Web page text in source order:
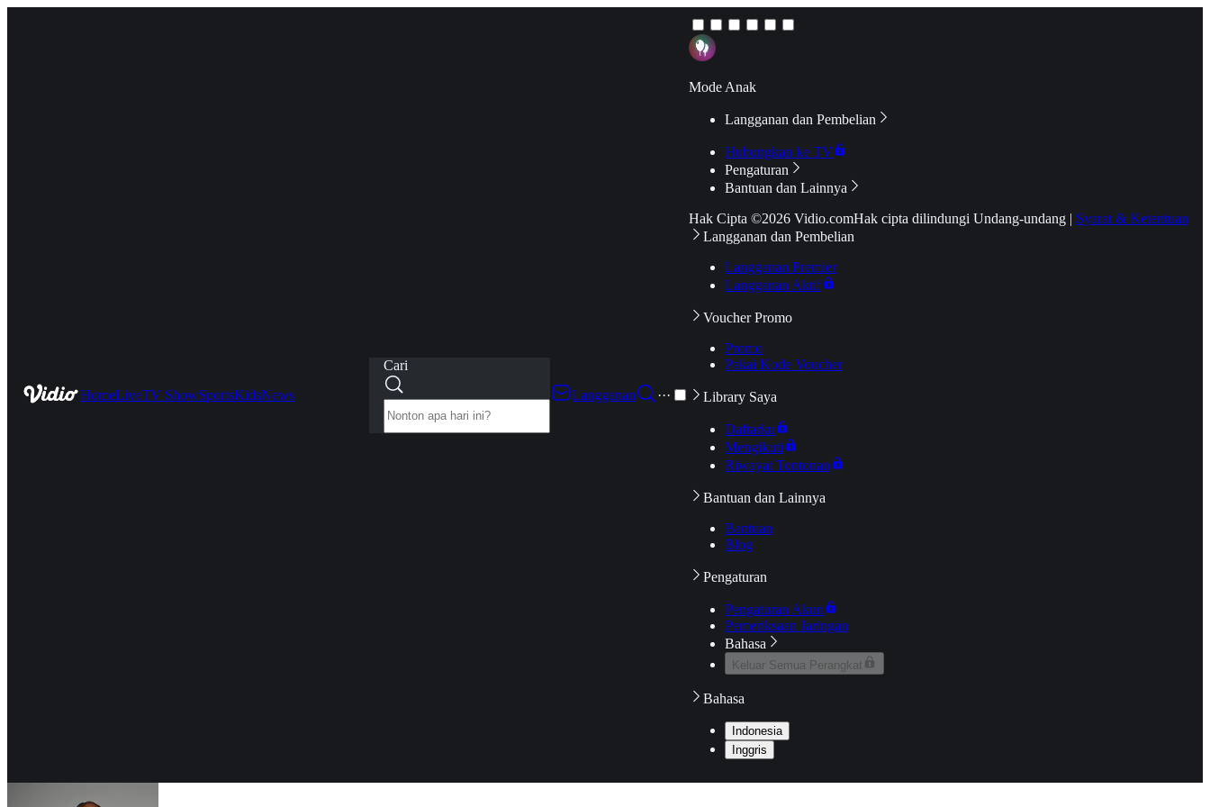
HomeLiveTV ShowSportsKidsNews
Cari
Langganan
···
Mode Anak
Langganan dan Pembelian
Hubungkan ke TV
Pengaturan
Bantuan dan Lainnya
Hak Cipta ©2026 Vidio.comHak cipta dilindungi Undang-undang | Syarat & Ketentuan
Langganan dan Pembelian
Langganan Premier
Langganan Aktif
Voucher Promo
Promo
Pakai Kode Voucher
Library Saya
Daftarku
Mengikuti
Riwayat Tontonan
Bantuan dan Lainnya
Bantuan
Blog
Pengaturan
Pengaturan Akun
Pemeriksaan Jaringan
Bahasa
Keluar Semua Perangkat
Bahasa
Indonesia
Inggris